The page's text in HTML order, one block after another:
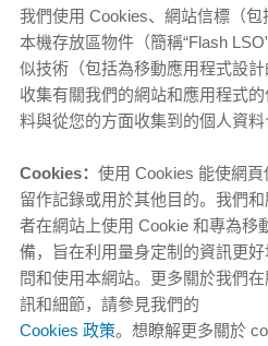
我們使用 Cookies、網站信標（
本機存放區物件（簡稱“Flash
似技術（包括為移動應用程式設
收集有關我們的網站和應用程式
料與從您的方面收集到的個人資料
Cookies： 使用 Cookies 能使網
留作記錄或用於其他目的。我們
者在網站上使用 Cookie 和專為移
備，旨在利用量身定制的資訊更
問和使用本網站。更多關於我們
訊和細節，請參見我們的
Cookies 政策。想瞭解更多關於